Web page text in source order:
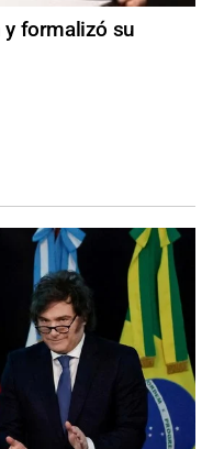
y formalizó su